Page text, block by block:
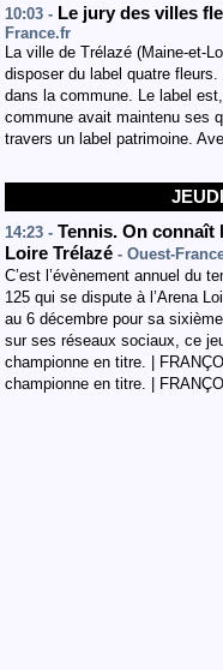
10:03 - Le jury des villes
France.fr
La ville de Trélazé (Maine-et-
disposer du label quatre
dans la commune. Le label
commune avait maintenu ses
travers un label patrimoine.
14:23 - Tennis. On connaît
Loire Trélazé - Ouest-
C’est l’évènement annuel du
125 qui se dispute à l’Arena
au 6 décembre pour sa
sur ses réseaux sociaux, ce
championne en titre. |
championne en titre. |